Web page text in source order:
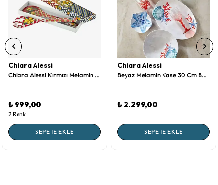
Chiara Alessi
Chiara Alessi Kırmızı Melamin Servis Seti 28 Cm CAMC6046RD1
₺ 999,00
2 Renk
SEPETE EKLE
Chiara Alessi
Beyaz Melamin Kase 30 Cm Bambu Collection by Chiara Alessi
₺ 2.299,00
SEPETE EKLE